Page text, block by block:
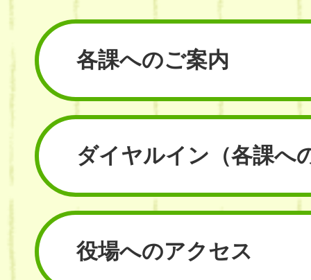
各課へのご案内
ダイヤルイン （各課へ
役場へのアクセス